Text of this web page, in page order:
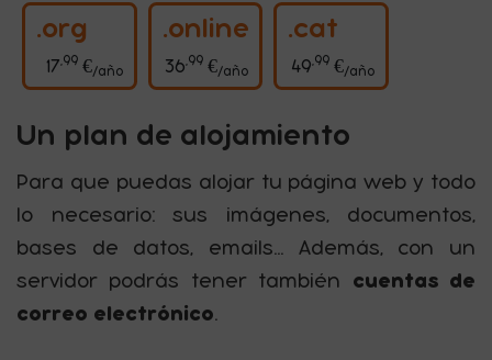
.org
17,99€/año17 euros con 99 céntimos al año
.online
36,99 €/año36 euros con 99 céntimos al
.cat
49,99€/año49 euros con
Un plan de alojamiento
Para que puedas alojar tu página web y todo
lo necesario: sus imágenes, documentos,
bases de datos, emails... Además, con un
servidor podrás tener también cuentas de
correo electrónico.